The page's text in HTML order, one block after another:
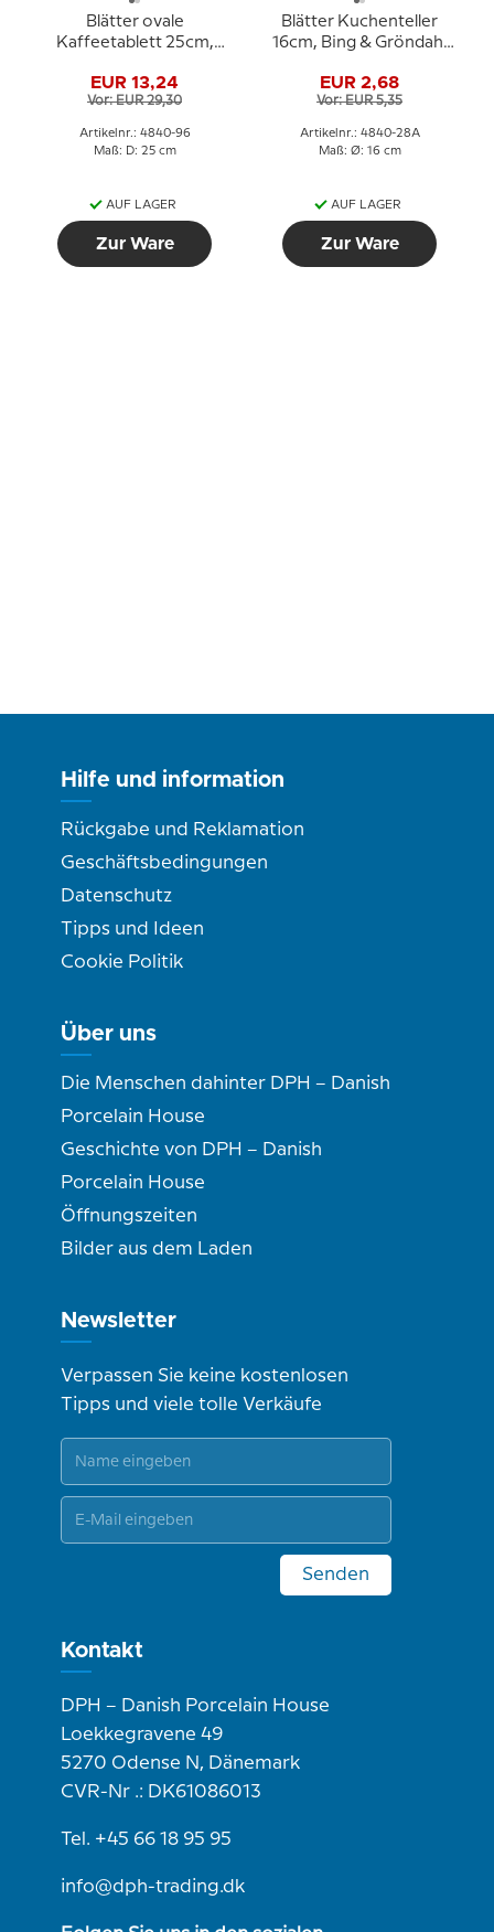
Blätter ovale
Kaffeetablett 25cm,
EUR 13,24
Vor: EUR 29,30
Artikelnr.: 4840-96
Maß: D: 25 cm
AUF LAGER
Zur Ware
Blätter Kuchenteller
16cm, Bing & Gröndahl
EUR 2,68
Vor: EUR 5,35
Artikelnr.: 4840-28A
Maß: Ø: 16 cm
AUF LAGER
Zur Ware
Hilfe und information
Rückgabe und Reklamation
Geschäftsbedingungen
Datenschutz
Tipps und Ideen
Cookie Politik
Über uns
Die Menschen dahinter DPH – Danish
Porcelain House
Geschichte von DPH – Danish
Porcelain House
Öffnungszeiten
Bilder aus dem Laden
Newsletter
Verpassen Sie keine kostenlosen
Tipps und viele tolle Verkäufe
Senden
Kontakt
DPH – Danish Porcelain House
Loekkegravene 49
5270 Odense N, Dänemark
CVR-Nr .: DK61086013
Tel. +45 66 18 95 95
info@dph-trading.dk